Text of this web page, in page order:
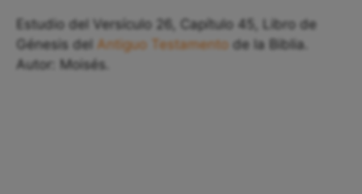
Estudio del Versículo 26, Capítulo 45, Libro de
Génesis del Antiguo Testamento de la Biblia.
Autor: Moisés.